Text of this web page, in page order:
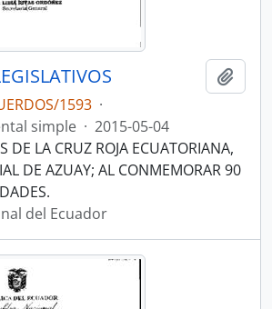
1593 ·
simple · 2015-05-04
DE LA CRUZ ROJA ECUATORIANA,
DE AZUAY; AL CONMEMORAR 90
del Ecuador